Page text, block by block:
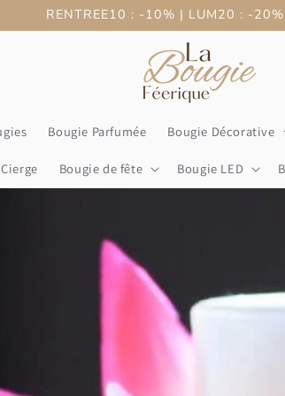
RENTREE10 : -10% | LUM20 : -
Bougie Parfumée Bougie Décorative
Cierge Bougie de fête Bougie LED